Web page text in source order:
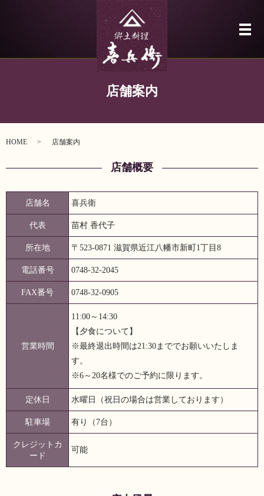
メ
店舗案内
HOME 店舗案内
店舗概要
店舗名 喜兵衛
代表 苗村 香代子
所在地 〒523-0871 滋賀県近江八幡市新町1丁目8
電話番号 0748-32-2045
FAX番号 0748-32-0905
営業時間
11:00～14:30
【夕食について】
※最終退出時間は21:30まででお願いいたしま
す。
※6～20名様でのご予約に限ります。
定休日 水曜日（祝日の場合は営業しております）
駐車場 有り（7台）
クレジットカ
ード
可能